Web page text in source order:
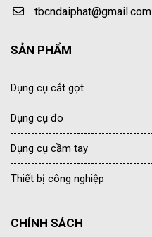
tbcndaiphat@gmail.com
SẢN PHẨM
Dụng cụ cắt gọt
Dụng cụ đo
Dụng cụ cầm tay
Thiết bị công nghiệp
CHÍNH SÁCH